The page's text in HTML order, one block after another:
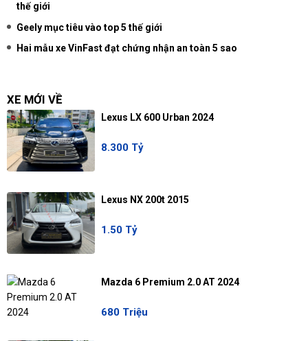
thế giới
Geely mục tiêu vào top 5 thế giới
Hai mẫu xe VinFast đạt chứng nhận an toàn 5 sao
XE MỚI VỀ
Lexus LX 600 Urban 2024
8.300 Tỷ
Lexus NX 200t 2015
1.50 Tỷ
Mazda 6 Premium 2.0 AT 2024
680 Triệu